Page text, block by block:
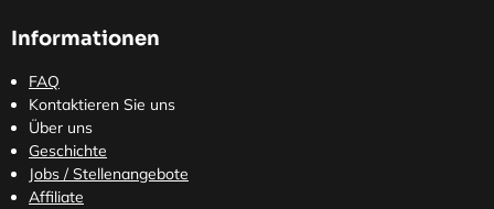
Informationen
FAQ
Kontaktieren Sie uns
Über uns
Geschichte
Jobs / Stellenangebote
Affiliate